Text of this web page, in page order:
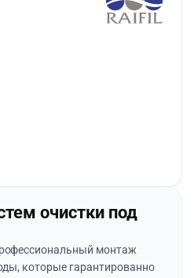
очистки под
монтаж
которые гарантированно